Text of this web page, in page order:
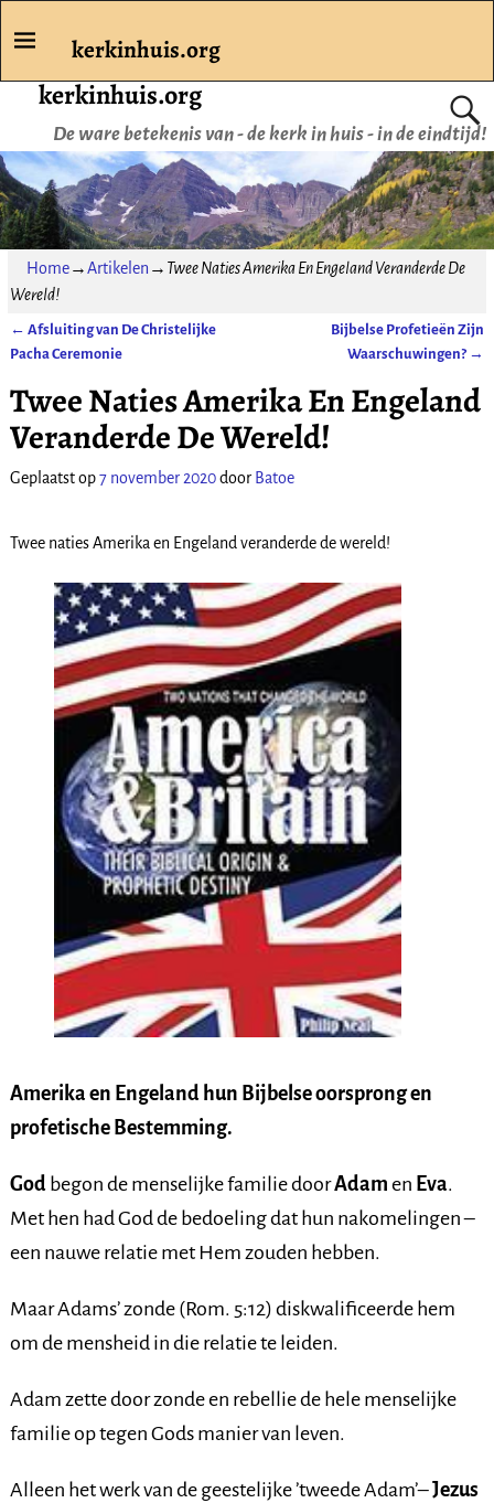
kerkinhuis.org
De ware betekenis van - de kerk in huis - in de eindtijd!
kerkinhuis.org
Home→Artikelen → Twee Naties Amerika En Engeland Veranderde De
Wereld!
Bericht navigatie
← Afsluiting van De Christelijke
Pacha Ceremonie
Bijbelse Profetieën Zijn
Waarschuwingen? →
Twee Naties Amerika En Engeland
Veranderde De Wereld!
Geplaatst op7 november 2020door Batoe
Twee naties Amerika en Engeland veranderde de wereld!
Amerika en Engeland hun Bijbelse oorsprong en
profetische Bestemming.
Godbegon de menselijke familie doorAdam en Eva.
Met hen had God de bedoeling dat hun nakomelingen –
een nauwe relatie met Hem zouden hebben.
Maar Adams’ zonde (Rom. 5:12) diskwalificeerde hem
om de mensheid in die relatie te leiden.
Adam zette door zonde en rebellie de hele menselijke
familie op tegen Gods manier van leven.
Alleen het werk van de geestelijke ’tweede Adam’–Jezus